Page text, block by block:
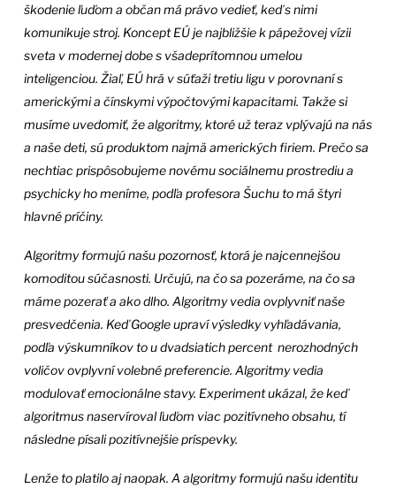
škodenie ľuďom a občan má právo vedieť, keď s nimi
komunikuje stroj. Koncept EÚ je najbližšie k pápežovej vízii
sveta v modernej dobe s všadeprítomnou umelou
inteligenciou. Žiaľ, EÚ hrá v súťaži tretiu ligu v porovnaní s
americkými a čínskymi výpočtovými kapacitami. Takže si
musíme uvedomiť, že algoritmy, ktoré už teraz vplývajú na nás
a naše deti, sú produktom najmä amerických firiem. Prečo sa
nechtiac prispôsobujeme novému sociálnemu prostrediu a
psychicky ho meníme, podľa profesora Šuchu to má štyri
hlavné príčiny.
Algoritmy formujú našu pozornosť, ktorá je najcennejšou
komoditou súčasnosti. Určujú, na čo sa pozeráme, na čo sa
máme pozerať a ako dlho. Algoritmy vedia ovplyvniť naše
presvedčenia. Keď Google upraví výsledky vyhľadávania,
podľa výskumníkov to u dvadsiatich percent nerozhodných
voličov ovplyvní volebné preferencie. Algoritmy vedia
modulovať emocionálne stavy. Experiment ukázal, že keď
algoritmus naservíroval ľuďom viac pozitívneho obsahu, tí
následne písali pozitívnejšie príspevky.
Lenže to platilo aj naopak. A algoritmy formujú našu identitu